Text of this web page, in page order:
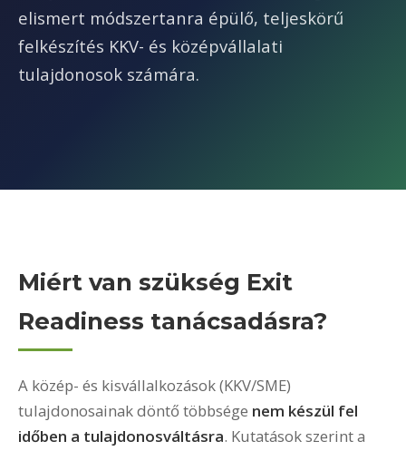
elismert módszertanra épülő, teljeskörű
felkészítés KKV- és középvállalati
tulajdonosok számára.
Miért van szükség Exit
Readiness tanácsadásra?
A közép- és kisvállalkozások (KKV/SME)
tulajdonosainak döntő többsége nem készül fel
időben a tulajdonosváltásra. Kutatások szerint a